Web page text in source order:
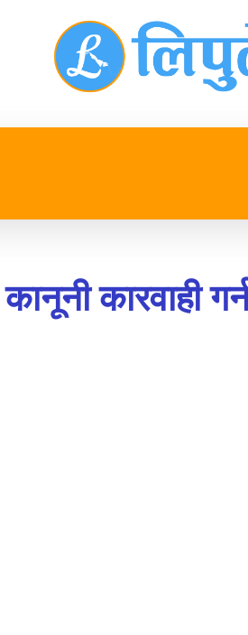
कारवाही गर्न